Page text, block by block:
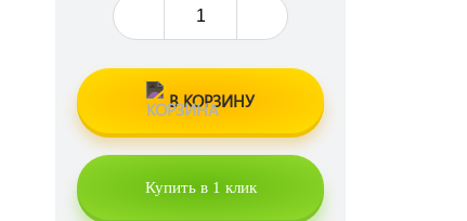
В КОРЗИНУ
Купить в 1 клик